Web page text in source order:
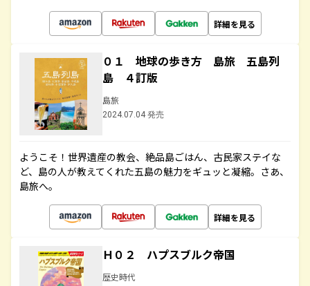
詳細を見る
０１ 地球の歩き方 島旅 五島列
島 ４訂版
島旅
2024.07.04 発売
ようこそ！世界遺産の教会、絶品島ごはん、古民家ステイな
ど、島の人が教えてくれた五島の魅力をギュッと凝縮。さあ、
島旅へ。
詳細を見る
Ｈ０２ ハプスブルク帝国
歴史時代